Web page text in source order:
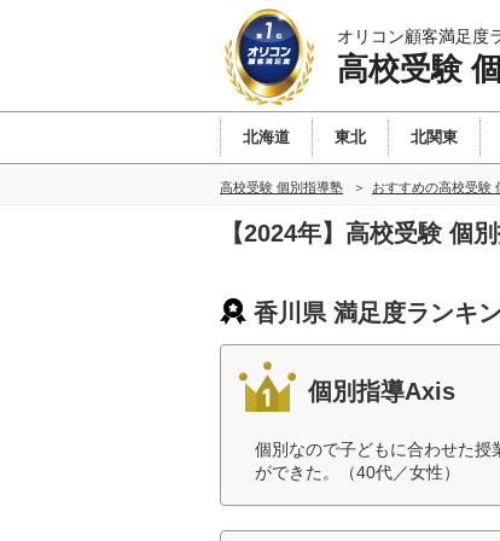
オリコン顧客満足度
高校受験
北海道 東北 北関東
高校受験 個別指導塾 おすすめの高校受験
【2024年】高校受験 個
香川県 満足度ランキ
個別指導Axis
個別なので子どもに合わせた授
ができた。（40代／女性）